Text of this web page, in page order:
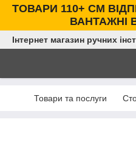
ТОВАРИ 110+ СМ
ВАНТАЖНІ
Інтернет магазин ручних
Товари та послуги